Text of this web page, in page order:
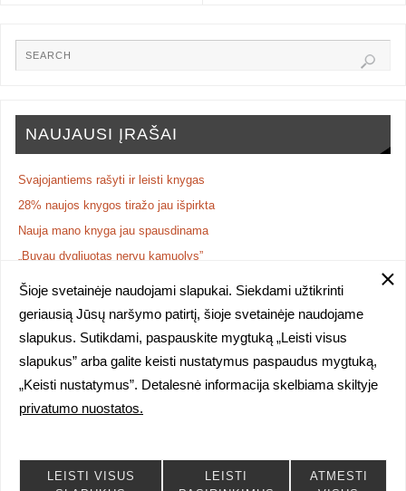
NAUJAUSI ĮRAŠAI
Svajojantiems rašyti ir leisti knygas
28% naujos knygos tiražo jau išpirkta
Nauja mano knyga jau spausdinama
„Buvau dygliuotas nervų kamuolys”
NAUJA KNYGA: poezijos rinkinys „iš Vasarvidžio vados“
Šioje svetainėje naudojami slapukai. Siekdami užtikrinti
geriausią Jūsų naršymo patirtį, šioje svetainėje naudojame
slapukus. Sutikdami, paspauskite mygtuką „Leisti visus
slapukus” arba galite keisti nustatymus paspaudus mygtuką,
„Keisti nustatymus”. Detalesnė informacija skelbiama skiltyje
privatumo nuostatos.
LEISTI VISUS
LEISTI
ATMESTI
Visa puslapyje esanti medžiaga yra autorinė, tiek prieinama atvirai, tiek
uždaroms kursų grupėms. Medžiagos kopijavimas, skelbimas,
tiražavimas ir kitoks naudojimas be raštiško autorės sutikimo